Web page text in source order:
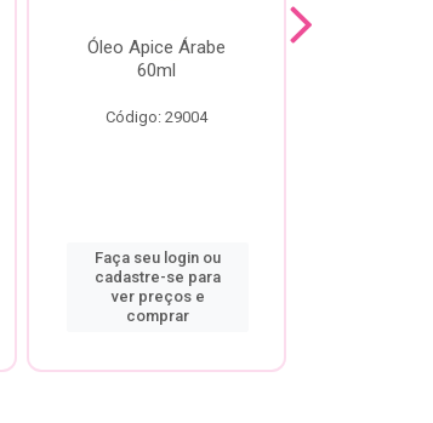
Óleo Apice Árabe
60ml
Código: 29004
Faça seu login ou
cadastre-se para
ver preços e
comprar